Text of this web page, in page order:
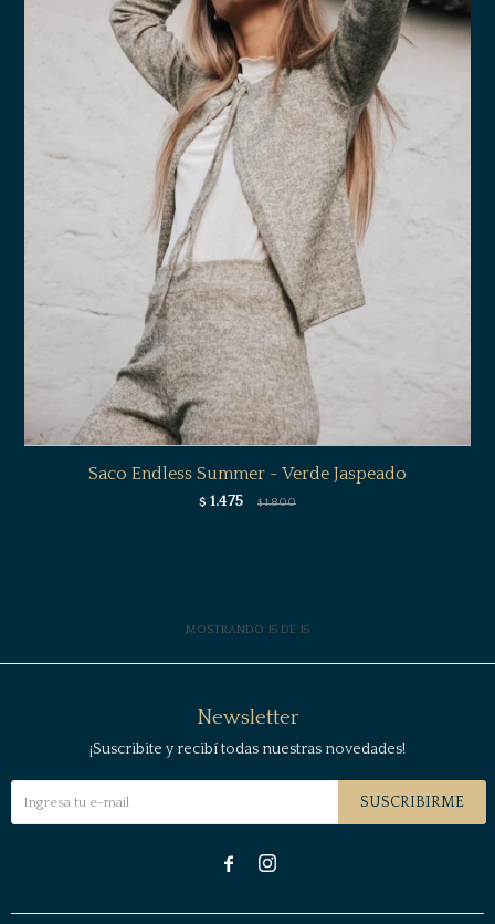
Saco Endless Summer - Verde Jaspeado
$ 1.475 $ 1.800
MOSTRANDO 15 DE 15
Newsletter
¡Suscribite y recibí todas nuestras novedades!
SUSCRIBIRME
 